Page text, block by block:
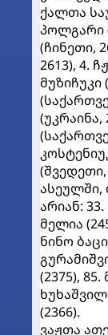
ქალთა
პოლგარი
(ჩინეთი,
2613), 4.
მუზიჩუკი
(შვედეთი,
ასეულში,
არიან:
მელია
ნინო
(2375),
(2366).
ვაჟთა